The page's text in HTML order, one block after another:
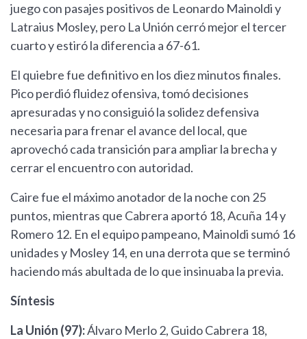
juego con pasajes positivos de Leonardo Mainoldi y
Latraius Mosley, pero La Unión cerró mejor el tercer
cuarto y estiró la diferencia a 67-61.
El quiebre fue definitivo en los diez minutos finales.
Pico perdió fluidez ofensiva, tomó decisiones
apresuradas y no consiguió la solidez defensiva
necesaria para frenar el avance del local, que
aprovechó cada transición para ampliar la brecha y
cerrar el encuentro con autoridad.
Caire fue el máximo anotador de la noche con 25
puntos, mientras que Cabrera aportó 18, Acuña 14 y
Romero 12. En el equipo pampeano, Mainoldi sumó 16
unidades y Mosley 14, en una derrota que se terminó
haciendo más abultada de lo que insinuaba la previa.
Síntesis
La Unión (97):Álvaro Merlo 2, Guido Cabrera 18,